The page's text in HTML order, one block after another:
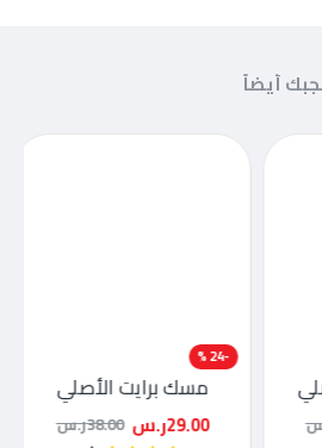
أيضاً
-24 %
مسك برايت الأصلي
29.00ر.س 38.00ر.س